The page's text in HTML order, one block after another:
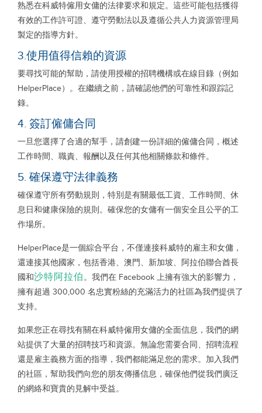
熟悉在科威特僱用女傭的法律要求和規定。這些可能包括獲得
有效的工作許可證、遵守勞動法以及遵循公共人力資源管理局
製定的指導方針。
3.使用值得信賴的資源
要尋找可能的幫助，請使用授權的招聘機構或在線目錄（例如
HelperPlace）。在繼續之前，請確認他們的可靠性和跟踪記
錄。
4. 簽訂僱傭合同
一旦您選擇了合適的幫手，請創建一份詳細的僱傭合同，概述
工作時間、職責、報酬以及任何其他相關條款和條件。
5. 確保遵守法律義務
確保遵守所有勞動規則，特別是有關最低工資、工作時間、休
息日和健康保險的規則。確保您的女傭有一個安全且公平的工
作場所。
HelperPlace是一個綜合平台，不僅連接科威特的雇主和女傭，
還連接其他國家，包括香港、澳門、新加坡、阿拉伯聯合酋長
國和沙特阿拉伯。我們在 Facebook 上擁有強大的影響力，
擁有超過 300,000 名忠實粉絲的充滿活力的社區為我們提供了
支持。
如果您正在尋找有關在科威特僱用女傭的全面信息，我們的網
站提供了大量的招聘技巧和資源。無論您需要合同、招聘流程
還是雇主義務方面的指導，我們都能滿足您的需求。加入我們
的社區，幫助我們向您的朋友傳播信息，確保他們從我們廣泛
的網絡和寶貴的見解中受益。